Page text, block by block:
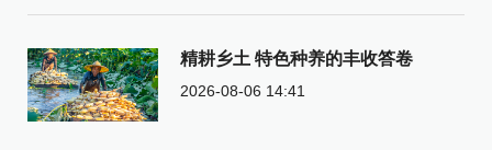
精耕乡土 特色种养的丰收答卷
2026-08-06 14:41